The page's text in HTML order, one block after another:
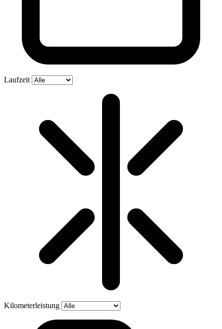
Laufzeit
Kilometerleistung